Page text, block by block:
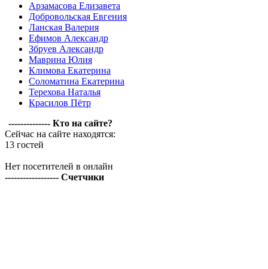
Арзамасова Елизавета
Добровольская Евгения
Ланская Валерия
Ефимов Александр
Збруев Александр
Маврина Юлия
Климова Екатерина
Соломатина Екатерина
Терехова Наталья
Красилов Пётр
-------------- Кто на сайте?
Сейчас на сайте находятся:
13 гостей
Нет посетителей в онлайн
------------------ Счетчики